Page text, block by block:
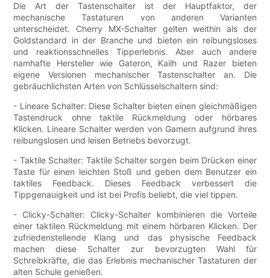
Die Art der Tastenschalter ist der Hauptfaktor, der
mechanische Tastaturen von anderen Varianten
unterscheidet. Cherry MX-Schalter gelten weithin als der
Goldstandard in der Branche und bieten ein reibungsloses
und reaktionsschnelles Tipperlebnis. Aber auch andere
namhafte Hersteller wie Gateron, Kailh und Razer bieten
eigene Versionen mechanischer Tastenschalter an. Die
gebräuchlichsten Arten von Schlüsselschaltern sind:
- Lineare Schalter: Diese Schalter bieten einen gleichmäßigen
Tastendruck ohne taktile Rückmeldung oder hörbares
Klicken. Lineare Schalter werden von Gamern aufgrund ihres
reibungslosen und leisen Betriebs bevorzugt.
- Taktile Schalter: Taktile Schalter sorgen beim Drücken einer
Taste für einen leichten Stoß und geben dem Benutzer ein
taktiles Feedback. Dieses Feedback verbessert die
Tippgenauigkeit und ist bei Profis beliebt, die viel tippen.
- Clicky-Schalter: Clicky-Schalter kombinieren die Vorteile
einer taktilen Rückmeldung mit einem hörbaren Klicken. Der
zufriedenstellende Klang und das physische Feedback
machen diese Schalter zur bevorzugten Wahl für
Schreibkräfte, die das Erlebnis mechanischer Tastaturen der
alten Schule genießen.